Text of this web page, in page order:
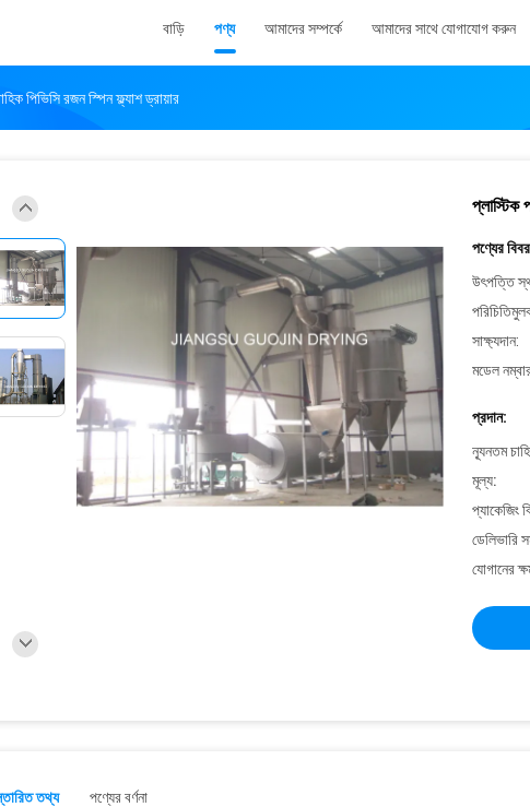
বাড়ি পণ্য আমাদের সম্পর্কে আমাদের সাথে যোগাযোগ করুন
পিভিসি রজন স্পিন ফ্ল্যাশ ড্রায়ার
প্লাস্টিক
পণ্যের
উৎপত্তি
সাক্ষ্যদান:
মডেল
প্রদান:
ন্যূনতম
মূল্য:
প্যাকেজিং
ডেলিভারি
যোগানের
তথ্য পণ্যের বর্ণনা